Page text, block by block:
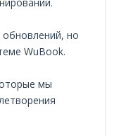
но
WuBook.
мы